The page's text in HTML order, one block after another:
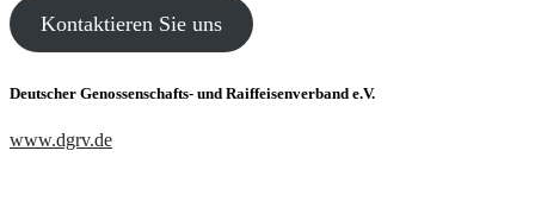
Kontaktieren Sie uns
Deutscher Genossenschafts- und Raiffeisenverband e.V.
www.dgrv.de